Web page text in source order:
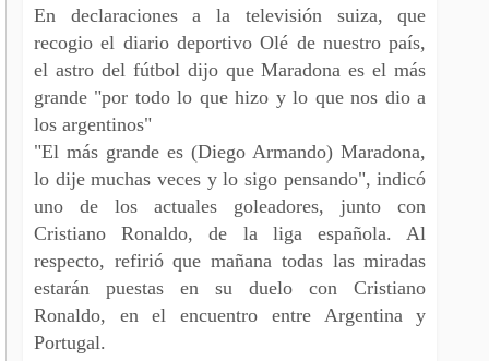
En declaraciones a la televisión suiza, que
recogio el diario deportivo Olé de nuestro país,
el astro del fútbol dijo que Maradona es el más
grande "por todo lo que hizo y lo que nos dio a
los argentinos"
"El más grande es (Diego Armando) Maradona,
lo dije muchas veces y lo sigo pensando", indicó
uno de los actuales goleadores, junto con
Cristiano Ronaldo, de la liga española. Al
respecto, refirió que mañana todas las miradas
estarán puestas en su duelo con Cristiano
Ronaldo, en el encuentro entre Argentina y
Portugal.